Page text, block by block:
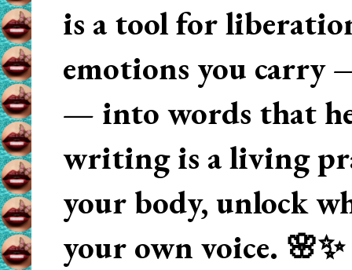
is a tool for
emotions you carry
— into words that
writing is a living
your body, unlock
your own voice.